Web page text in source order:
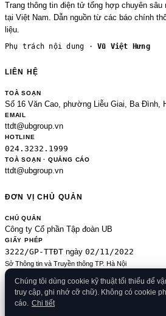
Trang thông tin điện tử tổng hợp chuyên sâu
tại Việt Nam. Dẫn nguồn từ các báo chính
liệu.
Phụ trách nội dung ·Vũ Việt Hưng
LIÊN HỆ
TOÀ SOẠN
Số 16 Văn Cao, phường Liễu Giai, Ba Đình,
EMAIL
ttdt@ubgroup.vn
HOTLINE
024.3232.1999
TOÀ SOẠN · QUẢNG CÁO
ttdt@ubgroup.vn
ĐƠN VỊ CHỦ QUẢN
CHỦ QUẢN
Công ty Cổ phần Tập đoàn UB
GIẤY PHÉP
3222/GP-TTĐT ngày 02/11/2022
Sở Thông tin và Truyền thông TP. Hà Nội
Sửa đổi của 2489/GP-TTĐT ngày 24/8/2020
ĐKKD
0106080414 09/01/2013
© 2026 Banker.vn
Chúng tôi dùng cookie kỹ thuật tối thiểu để
truy cập, ghi nhớ cỡ chữ). Không có cookie
cáo. Chi tiết